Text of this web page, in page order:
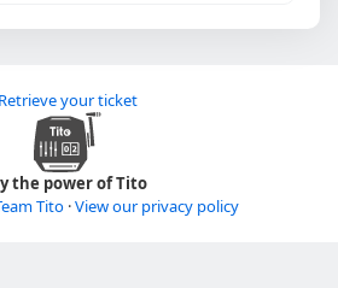
the power of Tito
Tito ·View our privacy policy
Retrieve your ticket